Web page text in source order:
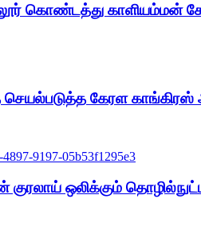
கொண்டத்து காளியம்மன்
கேரள காங்கிரஸ்
குரலாய் ஒலிக்கும்